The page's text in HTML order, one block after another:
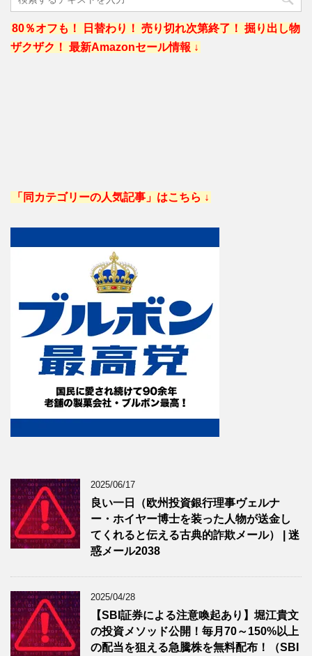
80％オフも！ 日替わり！ 売り切れ次第終了！ 掘り出し物
ザクザク！ 最新Amazonセール情報 ↓
「同カテゴリーの人気記事」はこちら ↓
2025/06/17
良い一日（欧州投資銀行理事ヴェルナ
ー・ホイヤー博士を装った人物が送金し
てくれると伝える古典的詐欺メール） | 迷
惑メール2038
2025/04/28
【SBI証券による注意喚起あり】堀江貴文
の投資メソッド公開！毎月70～150%以上
の配当を狙える急騰株を無料配布！（SBI